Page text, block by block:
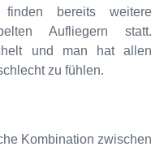
finden bereits weitere
Aufliegern statt.
und man hat allen
zu fühlen.
Kombination zwischen